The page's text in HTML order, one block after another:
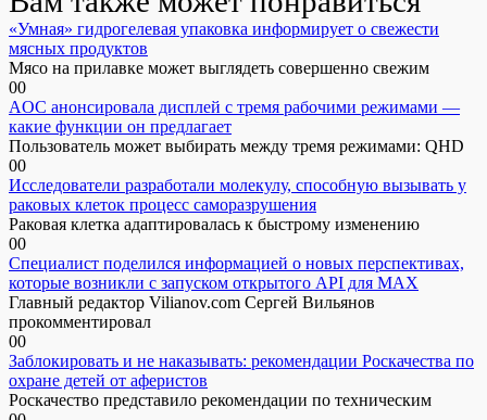
«Умная» гидрогелевая упаковка информирует о свежести
мясных продуктов
Мясо на прилавке может выглядеть совершенно свежим
00
AOC анонсировала дисплей с тремя рабочими режимами —
какие функции он предлагает
Пользователь может выбирать между тремя режимами: QHD
00
Исследователи разработали молекулу, способную вызывать у
раковых клеток процесс саморазрушения
Раковая клетка адаптировалась к быстрому изменению
00
Специалист поделился информацией о новых перспективах,
которые возникли с запуском открытого API для МАХ
Главный редактор Vilianov.com Сергей Вильянов
прокомментировал
00
Заблокировать и не наказывать: рекомендации Роскачества по
охране детей от аферистов
Роскачество представило рекомендации по техническим